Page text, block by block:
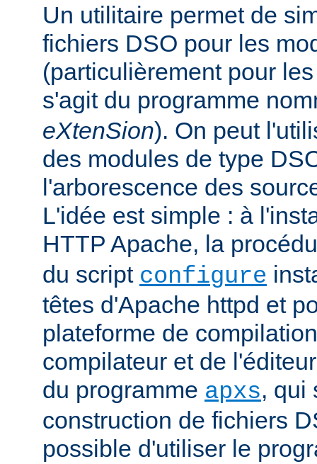
Un utilitaire permet de
fichiers DSO pour les
(particulièrement pour
s'agit du programme
eXtenSion). On peut
des modules de type
l'arborescence des
L'idée est simple : à
HTTP Apache, la
du script configure
têtes d'Apache httpd et
plateforme de
compilateur et de
du programme apxs, qui
construction de fichiers
possible d'utiliser le